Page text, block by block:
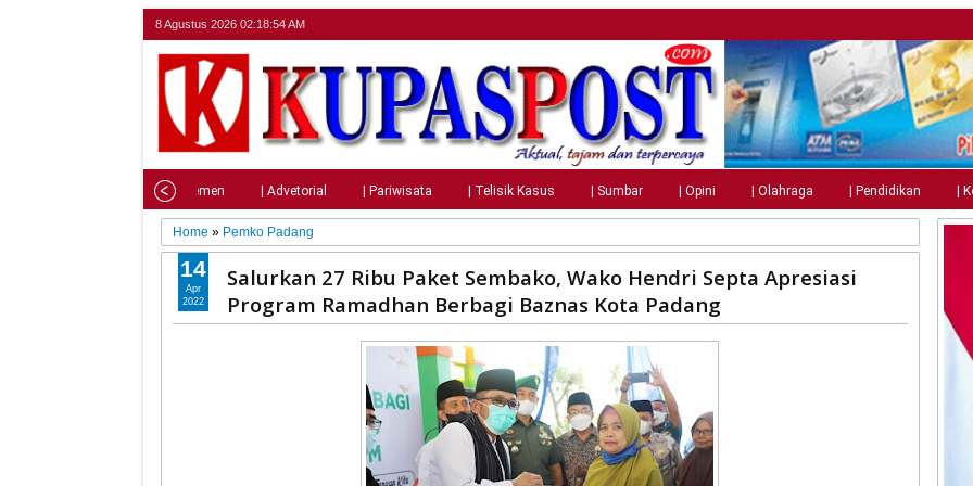
8 Agustus 2026 02:18:56 AM
| Parlemen | Advetorial | Pariwisata | Telisik Kasus | Sumbar | Opini | Olahraga | Pendidikan |
Home » Pemko Padang
Salurkan 27 Ribu Paket Sembako, Wako Hendri Septa Apresiasi
Program Ramadhan Berbagi Baznas Kota Padang
14
Apr
2022